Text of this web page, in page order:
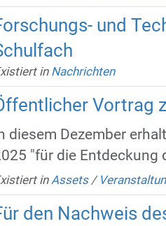
und
in Nachrichten
Vortrag
diesem Dezember
"für die Entdeckung
in Assets /
den Nachweis